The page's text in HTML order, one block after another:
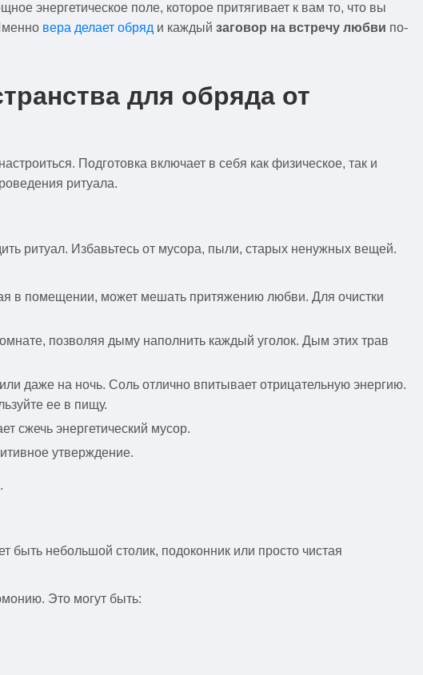
энергетическое поле, которое притягивает к вам то, что вы
вера делает обряд и каждый заговор на встречу любви по-
для обряда от
Подготовка включает в себя как физическое, так и
ритуала.
ритуал. Избавьтесь от мусора, пыли, старых ненужных вещей.
в помещении, может мешать притяжению любви. Для очистки
позволяя дыму наполнить каждый уголок. Дым этих трав
даже на ночь. Соль отлично впитывает отрицательную энергию.
ее в пищу.
сжечь энергетический мусор.
утверждение.
быть небольшой столик, подоконник или просто чистая
Это могут быть: